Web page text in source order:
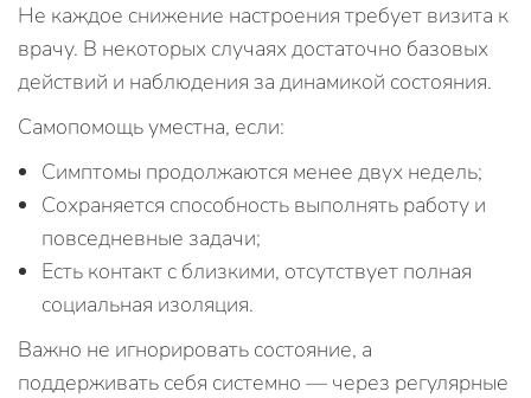
Не каждое снижение настроения требует визита к
врачу. В некоторых случаях достаточно базовых
действий и наблюдения за динамикой состояния.
Самопомощь уместна, если:
Симптомы продолжаются менее двух недель;
Сохраняется способность выполнять работу и
повседневные задачи;
Есть контакт с близкими, отсутствует полная
социальная изоляция.
Важно не игнорировать состояние, а
поддерживать себя системно — через регулярные